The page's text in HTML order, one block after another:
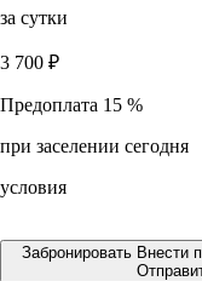
за сутки
3 700 ₽
Предоплата 15 %
при заселении сегодня
условия
Забронировать Внести